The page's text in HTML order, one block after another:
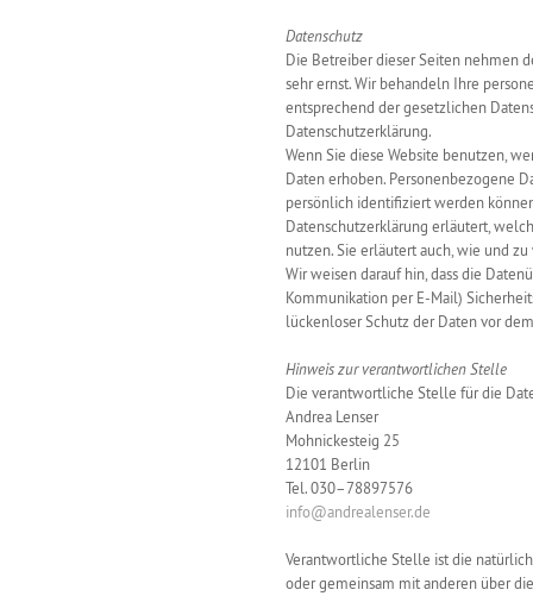
Datenschutz
Die Betreiber dieser Seiten nehmen
sehr ernst. Wir behandeln Ihre
entsprechend der gesetzlichen
Datenschutzerklärung.
Wenn Sie diese Website benutzen,
Daten erhoben. Personenbezogene
persönlich identifiziert werden
Datenschutzerklärung erläutert,
nutzen. Sie erläutert auch, wie und
Wir weisen darauf hin, dass die
Kommunikation per E-Mail)
lückenloser Schutz der Daten vor
Hinweis zur verantwortlichen Stelle
Die verantwortliche Stelle für die
Andrea Lenser
Mohnickesteig 25
12101 Berlin
Tel. 030–78897576
info@andrealenser.de
Verantwortliche Stelle ist die
oder gemeinsam mit anderen über